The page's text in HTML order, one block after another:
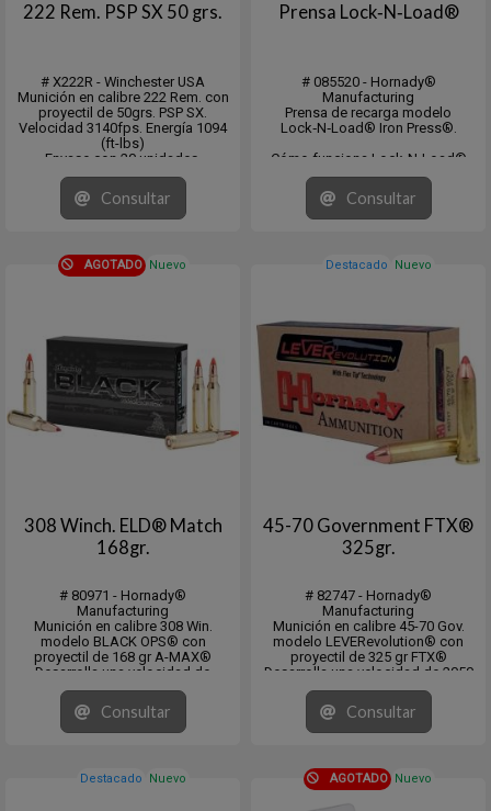
222 Rem. PSP SX 50 grs.
# X222R - Winchester USA
Munición en calibre 222 Rem. con
proyectil de 50grs. PSP SX.
Velocidad 3140fps. Energía 1094
(ft-lbs)
Envase con 20 unidades.
Consultar
Prensa Lock‑N‑Load®
# 085520 - Hornady®
Manufacturing
Prensa de recarga modelo
Lock‑N‑Load® Iron Press®.
Cómo funciona Lock-N-Load®
El sistema Hornady® Lock-N-
Load® es muy fácil de usar:
Inserte el casquillo del troquel
Lock-N-Load® en el casquillo de
Consultar
AGOTADO Nuevo
308 Winch. ELD® Match
168gr.
# 80971 - Hornady®
Manufacturing
Munición en calibre 308 Win.
modelo BLACK OPS® con
proyectil de 168 gr A-MAX®
Desarrolla una velocidad de
2700fps. y una energia de 2719
fps/lb.
En cajita de 20 unidades y pack de
10 x 20 unidades.
Consultar
Destacado Nuevo
45-70 Government FTX®
325gr.
# 82747 - Hornady®
Manufacturing
Munición en calibre 45-70 Gov.
modelo LEVERevolution® con
proyectil de 325 gr FTX®
Desarrolla una velocidad de 2050
fps. y una energia de 3032 fps/lb.
Medium Game 50-300 lbs / Large
Game 300-1500 lbs
CB: .230 (G1) DS: .221
Consultar
Destacado Nuevo AGOTADO Nuevo